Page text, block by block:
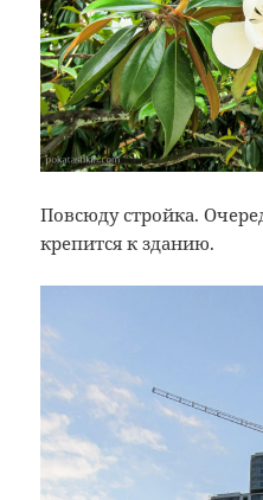
Повсюду стройка.
крепится к зданию.